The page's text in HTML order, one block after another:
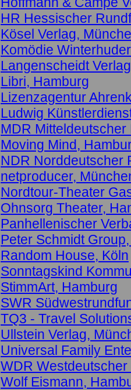
HR Hessischer
Kösel Verlag,
Komödie
Langenscheidt
Libri, Hamburg
Lizenzagentur
Ludwig
MDR Mitteldeutscher
Moving Mind,
NDR Norddeutscher
netproducer,
Nordtour-Theater
Ohnsorg Theater,
Panhellenischer
Peter Schmidt
Random House, Köln
Sonntagskind
StimmArt, Hamburg
SWR
TQ3 - Travel
Ullstein Verlag,
Universal Family
WDR
Wolf Eismann,